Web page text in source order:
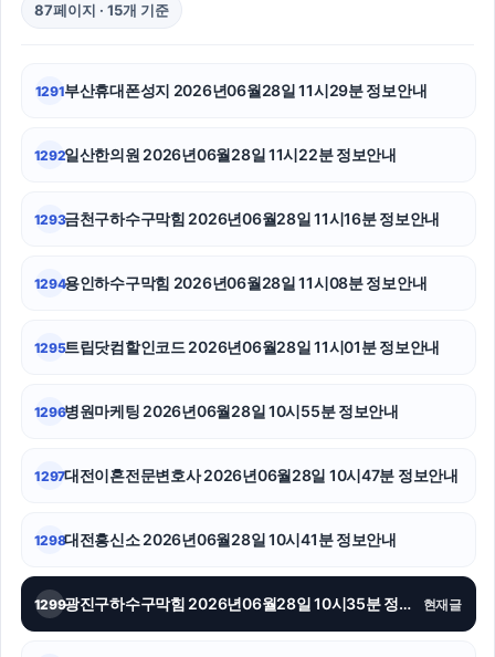
도봉구하수구막힘
마포구하수구막힘
서대문구하수구막힘
항암요양병원
수원이혼변호사
동탄임플란트
87페이지 · 15개 기준
1291부산휴대폰성지 2026년06월28일 11시29분 정보안내
1292일산한의원 2026년06월28일 11시22분 정보안내
1293금천구하수구막힘 2026년06월28일 11시16분 정보안내
1294용인하수구막힘 2026년06월28일 11시08분 정보안내
1295트립닷컴할인코드 2026년06월28일 11시01분 정보안내
1296병원마케팅 2026년06월28일 10시55분 정보안내
1297대전이혼전문변호사 2026년06월28일 10시47분 정보안내
1298대전흥신소 2026년06월28일 10시41분 정보안내
1299 광진구하수구막힘 2026년06월28일 10시35분 정보안내 현재글